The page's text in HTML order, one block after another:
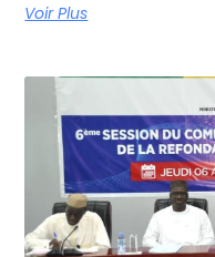
Voir Plus